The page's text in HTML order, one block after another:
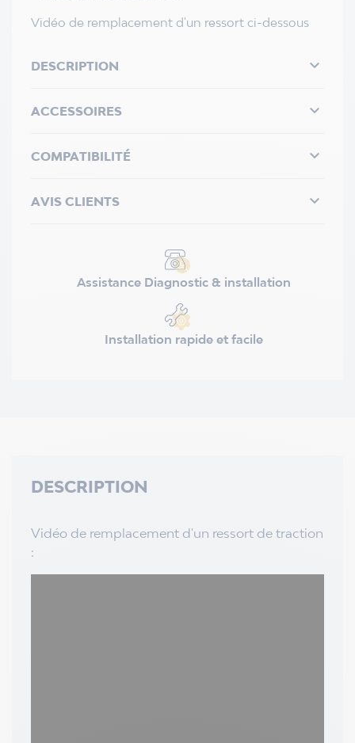
Vidéo de remplacement d'un ressort ci-dessous
DESCRIPTION 
ACCESSOIRES 
COMPATIBILITÉ 
AVIS CLIENTS 
Assistance Diagnostic & installation
Installation rapide et facile
DESCRIPTION
Vidéo de remplacement d'un ressort de traction
: